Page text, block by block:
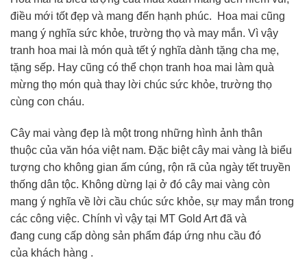
điều mới tốt đẹp và mang đến hạnh phúc. Hoa mai cũng
mang ý nghĩa sức khỏe, trường thọ và may mắn. Vì vậy
tranh hoa mai là món quà tết ý nghĩa dành tặng cha mẹ,
tặng sếp. Hay cũng có thể chọn tranh hoa mai làm quà
mừng thọ món quà thay lời chúc sức khỏe, trường thọ
cùng con cháu.
Cây mai vàng đẹp là một trong những hình ảnh thân
thuộc của văn hóa việt nam. Đặc biệt cây mai vàng là biểu
tượng cho không gian ấm cúng, rộn rã của ngày tết truyền
thống dân tộc. Không dừng lại ở đó cây mai vàng còn
mang ý nghĩa về lời cầu chúc sức khỏe, sự may mắn trong
các công việc. Chính vì vậy tại MT Gold Art đã và
đang cung cấp dòng sản phẩm đáp ứng nhu cầu đó
của khách hàng .